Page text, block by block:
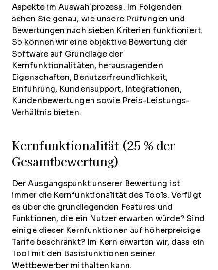
Aspekte im Auswahlprozess.
Im Folgenden
sehen Sie genau, wie unsere Prüfungen und
Bewertungen nach sieben Kriterien funktioniert.
So können wir eine objektive Bewertung der
Software auf Grundlage der
Kernfunktionalitäten, herausragenden
Eigenschaften, Benutzerfreundlichkeit,
Einführung, Kundensupport, Integrationen,
Kundenbewertungen sowie Preis-Leistungs-
Verhältnis bieten.
Kernfunktionalität (25 % der
Gesamtbewertung)
Der Ausgangspunkt unserer Bewertung ist
immer die Kernfunktionalität des Tools. Verfügt
es über die grundlegenden Features und
Funktionen, die ein Nutzer erwarten würde? Sind
einige dieser Kernfunktionen auf höherpreisige
Tarife beschränkt? Im Kern erwarten wir, dass ein
Tool mit den Basisfunktionen seiner
Wettbewerber mithalten kann.